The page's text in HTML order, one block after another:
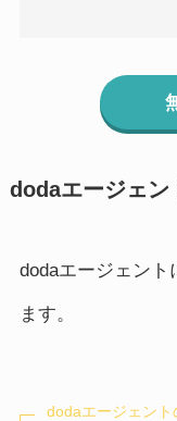
dodaエージェン
dodaエージェント
ます。
dodaエージェント